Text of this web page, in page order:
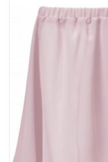
Kleuren en tekenen
Knutselen
Handwerk
Verkleedkledij
Verhuur: Dans en
Theaterkostuums